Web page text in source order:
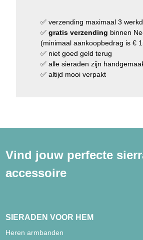
✅ verzending maximaal 3
✅ gratis verzending binnen
(minimaal aankoopbedrag is €
✅ niet goed geld terug
✅ alle sieraden zijn
✅ altijd mooi verpakt
Vind jouw perfecte
accessoire
SIERADEN VOOR HEM
Heren armbanden